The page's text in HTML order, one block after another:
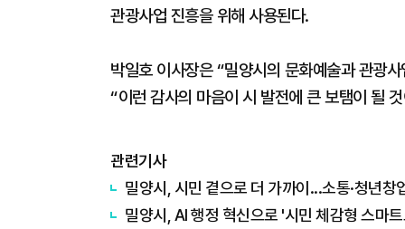
관광사업 진흥을 위해 사용된다.
박일호 이사장은 “밀양시의 문화예술과 관광
“이런 감사의 마음이 시 발전에 큰 보탬이 될
관련기사
밀양시, 시민 곁으로 더 가까이...소통·청년창
밀양시, AI 행정 혁신으로 '시민 체감형 스마